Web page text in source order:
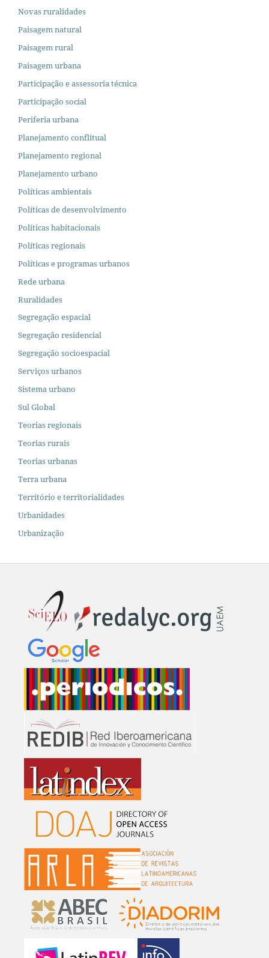
Novas ruralidades
Paisagem natural
Paisagem rural
Paisagem urbana
Participação e assessoria técnica
Participação social
Periferia urbana
Planejamento conflitual
Planejamento regional
Planejamento urbano
Políticas ambientais
Políticas de desenvolvimento
Políticas habitacionais
Políticas regionais
Políticas e programas urbanos
Rede urbana
Ruralidades
Segregação espacial
Segregação residencial
Segregação socioespacial
Serviços urbanos
Sistema urbano
Sul Global
Teorias regionais
Teorias rurais
Teorias urbanas
Terra urbana
Território e territorialidades
Urbanidades
Urbanização